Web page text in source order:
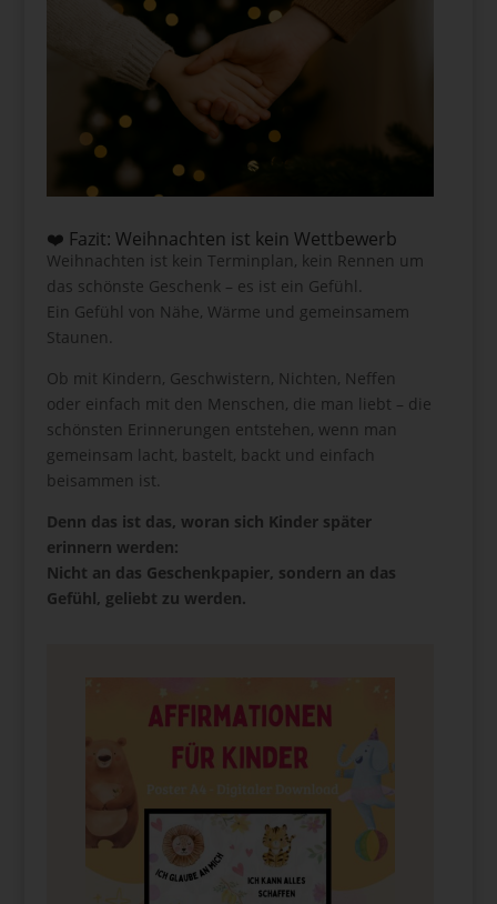
❤️ Fazit: Weihnachten ist kein Wettbewerb
Weihnachten ist kein Terminplan, kein Rennen um
das schönste Geschenk – es ist ein Gefühl.
Ein Gefühl von Nähe, Wärme und gemeinsamem
Staunen.
Ob mit Kindern, Geschwistern, Nichten, Neffen
oder einfach mit den Menschen, die man liebt – die
schönsten Erinnerungen entstehen, wenn man
gemeinsam lacht, bastelt, backt und einfach
beisammen ist.
Denn das ist das, woran sich Kinder später
erinnern werden:
Nicht an das Geschenkpapier, sondern an das
Gefühl, geliebt zu werden.